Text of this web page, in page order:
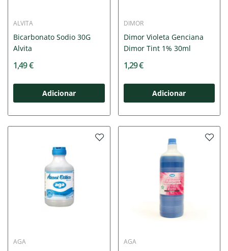
ALVITA
Bicarbonato Sodio 30G
Alvita
1,49 €
Adicionar
DIMOR
Dimor Violeta Genciana
Dimor Tint 1% 30ml
1,29 €
Adicionar
AGA AGA